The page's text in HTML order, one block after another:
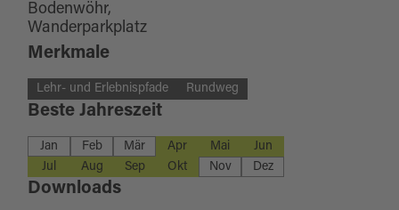
Bodenwöhr,
Wanderparkplatz
Merkmale
Lehr- und Erlebnispfade Rundweg
Beste Jahreszeit
Jan Feb Mär Apr Mai
Jun
Jul
Aug Sep Okt Nov Dez
Downloads